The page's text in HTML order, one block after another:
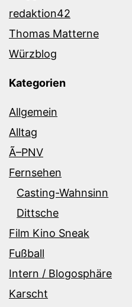
redaktion42
Thomas Matterne
Würzblog
Kategorien
Allgemein
Alltag
Ã–PNV
Fernsehen
Casting-Wahnsinn
Dittsche
Film Kino Sneak
Fußball
Intern / Blogosphäre
Karscht